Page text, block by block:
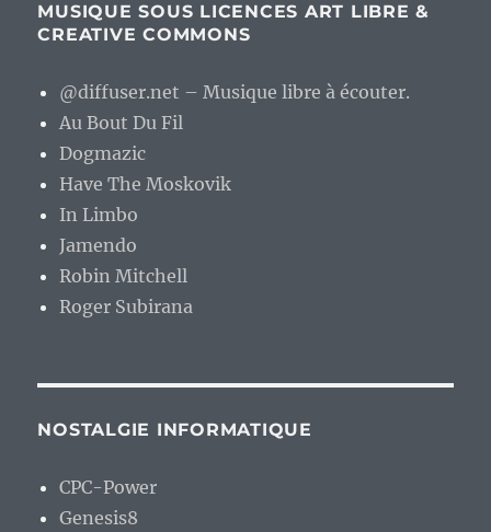
MUSIQUE SOUS LICENCES ART LIBRE &
CREATIVE COMMONS
@diffuser.net – Musique libre à écouter.
Au Bout Du Fil
Dogmazic
Have The Moskovik
In Limbo
Jamendo
Robin Mitchell
Roger Subirana
NOSTALGIE INFORMATIQUE
CPC-Power
Genesis8